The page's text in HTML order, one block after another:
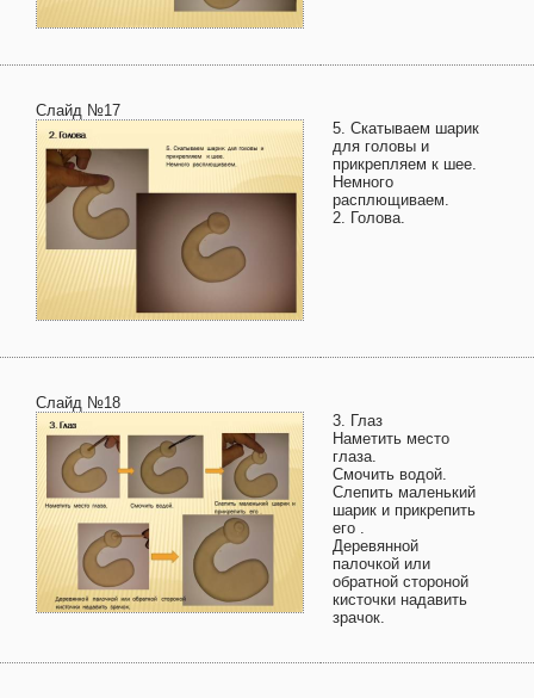
Слайд №17
5. Скатываем шарик
для головы и
прикрепляем к шее.
Немного
расплющиваем.
2. Голова.
Слайд №18
3. Глаз
Наметить место
глаза.
Смочить водой.
Слепить маленький
шарик и прикрепить
его .
Деревянной
палочкой или
обратной стороной
кисточки надавить
зрачок.